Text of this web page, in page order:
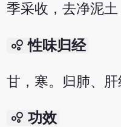
季采收，去净泥土
bubble_chart 性味归经
甘，寒。归肺、肝
bubble_chart 功效